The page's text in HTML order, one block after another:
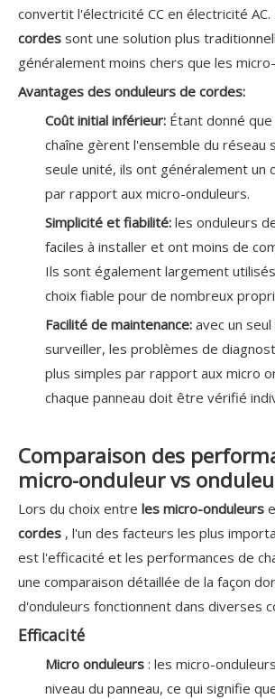
convertit l'électricité CC en électricité AC.
cordes sont une solution plus
généralement moins chers que les
Avantages des onduleurs de cordes:
Coût initial inférieur: Étant donné
chaîne gèrent l'ensemble du réseau
seule unité, ils ont généralement un
par rapport aux micro-onduleurs.
Simplicité et fiabilité: les onduleurs
faciles à installer et ont moins de
Ils sont également largement
choix fiable pour de nombreux
Facilité de maintenance: avec un
surveiller, les problèmes de
plus simples par rapport aux micro
chaque panneau doit être vérifié
Comparaison des
micro-onduleur vs
Lors du choix entre les micro-onduleurs
cordes , l'un des facteurs les plus
est l'efficacité et les performances de
une comparaison détaillée de la façon
d'onduleurs fonctionnent dans diverses
Efficacité
Micro onduleurs : les micro-
niveau du panneau, ce qui signifie